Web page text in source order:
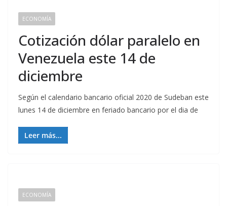
ECONOMÍA
Cotización dólar paralelo en
Venezuela este 14 de
diciembre
Según el calendario bancario oficial 2020 de Sudeban este
lunes 14 de diciembre en feriado bancario por el dia de
Leer más...
ECONOMÍA